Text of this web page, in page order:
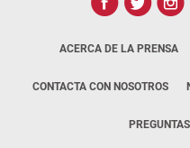
ACERCA DE LA PRENSA
CONTACTA CON NOSOTROS